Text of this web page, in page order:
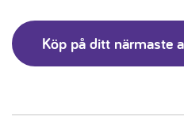
Köp på ditt närmaste